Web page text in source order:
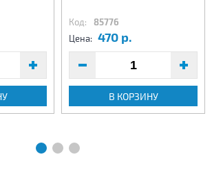
Код: 85776
Цена: 470 р.
В КОРЗИНУ